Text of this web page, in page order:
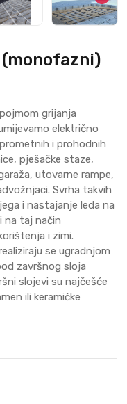
grijanja
električno
i prohodnih
pješačke staze,
utovarne rampe,
Svrha takvih
i nastajanje leda na
na taj način
i zimi.
se ugradnjom
završnog sloja
slojevi su najčešće
ili keramičke